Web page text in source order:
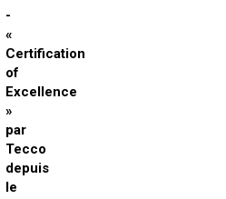
«
Certification
of
Excellence
»
par
Tecco
depuis
le